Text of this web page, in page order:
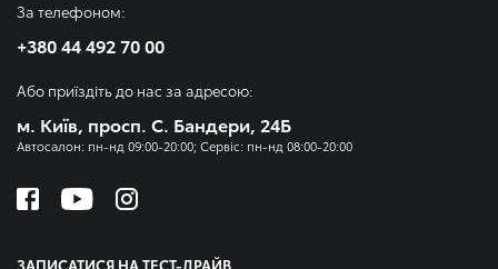
За телефоном:
+380 44 492 70 00
Або приїздіть до нас за адресою:
м. Київ, просп. С. Бандери, 24Б
Автосалон: пн-нд 09:00-20:00; Сервіс: пн-нд 08:00-20:00
ЗАПИСАТИСЯ НА ТЕСТ-ДРАЙВ